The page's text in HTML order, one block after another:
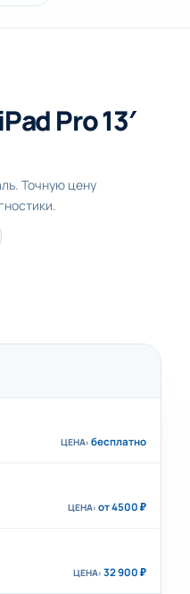
Pro 13′
Точную цену
бесплатно
от 4500 ₽
32 900 ₽